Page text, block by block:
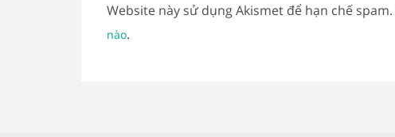
Website này sử dụng Akismet để hạn chế spam.
nào.